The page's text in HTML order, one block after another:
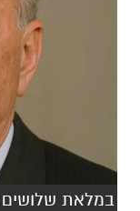
במלאת שלושים